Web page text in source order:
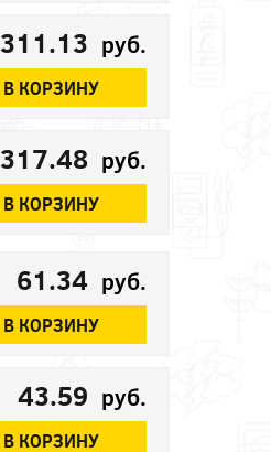
311.13 руб.
В КОРЗИНУ
317.48 руб.
В КОРЗИНУ
61.34 руб.
В КОРЗИНУ
43.59 руб.
В КОРЗИНУ